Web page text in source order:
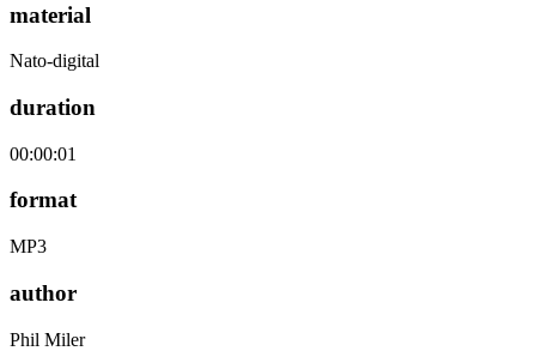
material
Nato-digital
duration
00:00:01
format
MP3
author
Phil Miler